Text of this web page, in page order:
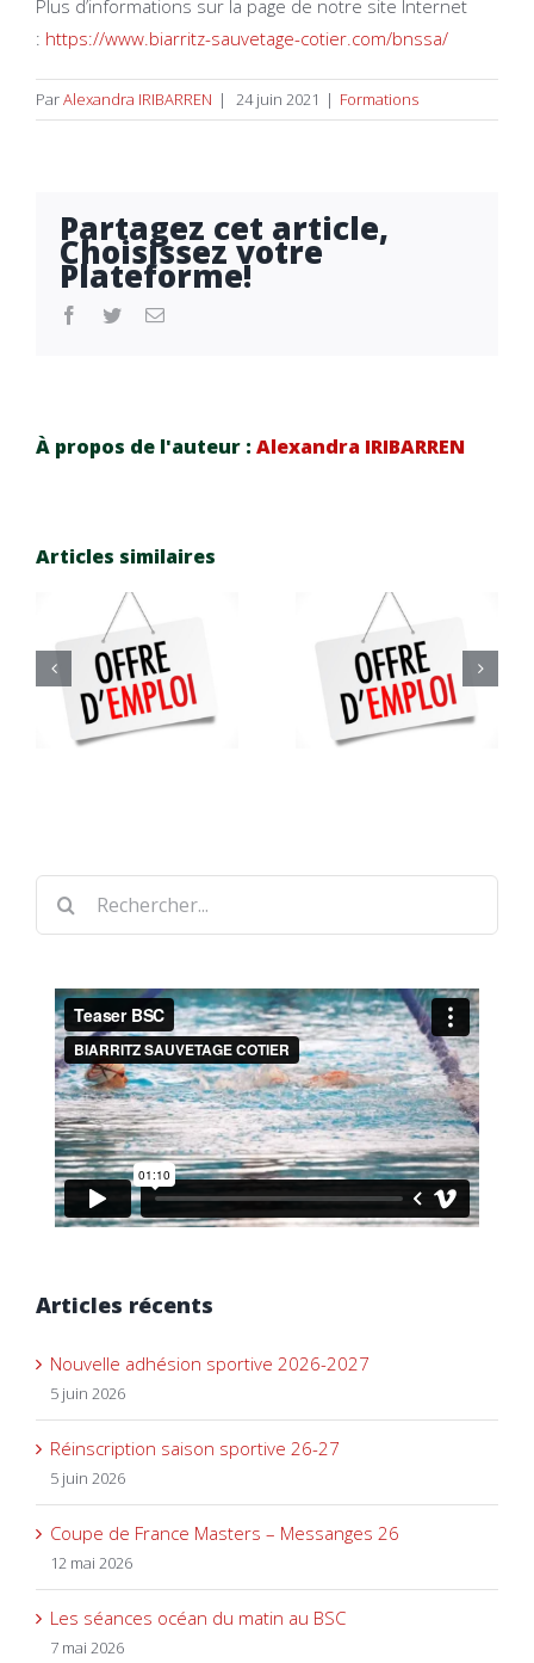
Plus d’informations sur la page de notre site Internet
: https://www.biarritz-sauvetage-cotier.com/bnssa/
ParAlexandra IRIBARREN | 24 juin 2021 | Formations
Partagez cet article,
Choisissez votre
Plateforme!
facebook
twitterEmail
À propos de l'auteur : Alexandra IRIBARREN
Articles similaires
Offres
d’emplois
été 2023
Premier
examen
BNSSA de
Articles récents
Nouvelle adhésion sportive 2026-2027
5 juin 2026
Réinscription saison sportive 26-27
5 juin 2026
Coupe de France Masters – Messanges 26
12 mai 2026
Les séances océan du matin au BSC
7 mai 2026